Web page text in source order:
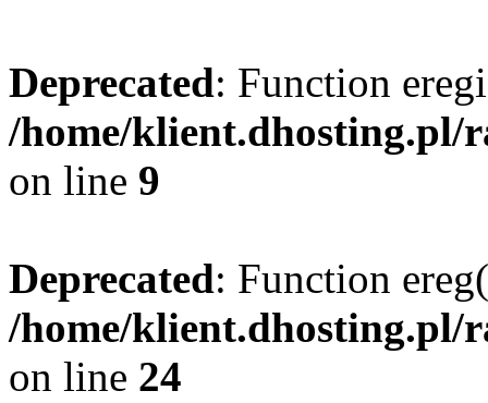
Deprecated: Function
/home/klient.dhosting.pl/
on line 9
Deprecated: Function
/home/klient.dhosting.pl/
on line 24